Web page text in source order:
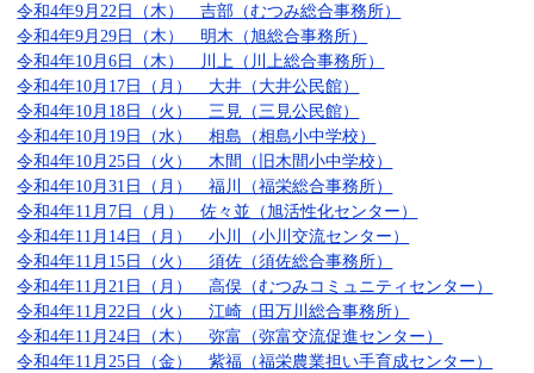
令和4年9月22日（木） 吉部（むつみ総合事務所）
令和4年9月29日（木） 明木（旭総合事務所）
令和4年10月6日（木） 川上（川上総合事務所）
​令和4年10月17日（月） 大井（大井公民館）
​令和4年10月18日（火） 三見（三見公民館）
令和4年10月19日（水） 相島（相島小中学校）
令和4年10月25日（火） 木間（旧木間小中学校）
令和4年10月31日（月） 福川（福栄総合事務所）
令和4年11月7日（月） 佐々並（旭活性化センター）
令和4年11月14日（月） 小川（小川交流センター）
令和4年11月15日（火） 須佐（須佐総合事務所）
令和4年11月21日（月） 高俣（むつみコミュニティセンター）
令和4年11月22日（火） 江崎（田万川総合事務所）
令和4年11月24日（木） 弥富（弥富交流促進センター）
令和4年11月25日（金） 紫福（福栄農業担い手育成センター）